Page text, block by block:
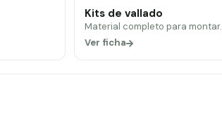
Kits de vallado
Material completo para montar.
Ver ficha